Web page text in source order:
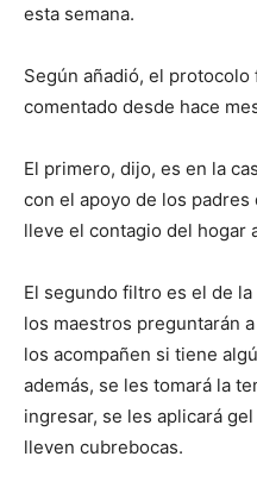
esta semana.
Según añadió, el
comentado desde hace
El primero, dijo, es en la
con el apoyo de los
lleve el contagio del hogar
El segundo filtro es el de
los maestros preguntarán
los acompañen si tiene
además, se les tomará la
ingresar, se les aplicará
lleven cubrebocas.